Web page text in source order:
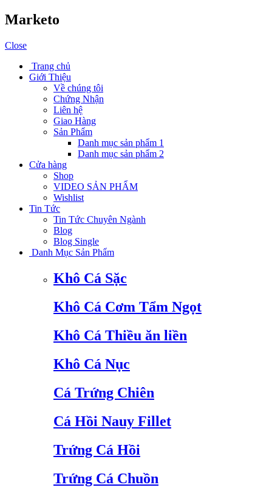
Marketo
Close
Trang chủ
Giới Thiệu
Về chúng tôi
Chứng Nhận
Liên hệ
Giao Hàng
Sản Phẩm
Danh mục sản phẩm 1
Danh mục sản phẩm 2
Cửa hàng
Shop
VIDEO SẢN PHẨM
Wishlist
Tin Tức
Tin Tức Chuyên Ngành
Blog
Blog Single
Danh Mục Sản Phẩm
Khô Cá Sặc
Khô Cá Cơm Tẩm Ngọt
Khô Cá Thiều ăn liền
Khô Cá Nục
Cá Trứng Chiên
Cá Hồi Nauy Fillet
Trứng Cá Hồi
Trứng Cá Chuồn